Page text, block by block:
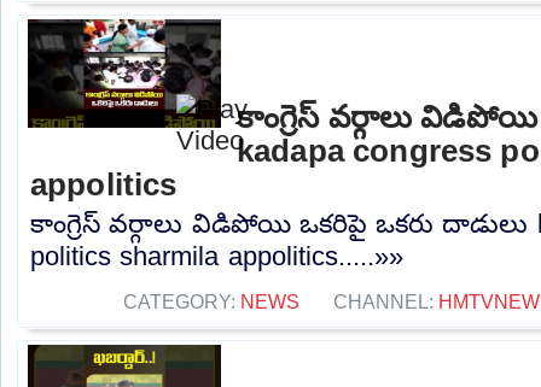
కాంగ్రెస్ వర్గాలు విడిపోయి
kadapa congress
appolitics
కాంగ్రెస్ వర్గాలు విడిపోయి ఒకరిపై ఒకరు దాడులు
politics sharmila appolitics.....»»
CATEGORY: NEWS CHANNEL: